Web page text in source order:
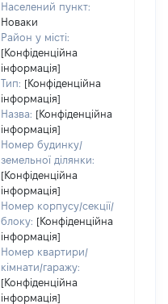
Населений пункт:
Новаки
Район у місті:
[Конфіденційна
інформація]
Тип: [Конфіденційна
інформація]
Назва: [Конфіденційна
інформація]
Номер будинку/
земельної ділянки:
[Конфіденційна
інформація]
Номер корпусу/секції/
блоку: [Конфіденційна
інформація]
Номер квартири/
кімнати/гаражу:
[Конфіденційна
інформація]